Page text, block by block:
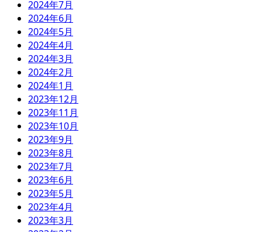
2024年7月
2024年6月
2024年5月
2024年4月
2024年3月
2024年2月
2024年1月
2023年12月
2023年11月
2023年10月
2023年9月
2023年8月
2023年7月
2023年6月
2023年5月
2023年4月
2023年3月